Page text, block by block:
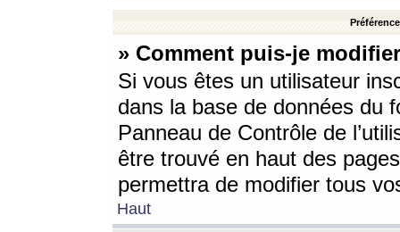
» Comment puis-je
Si vous êtes un utilisateur
dans la base de données du
Panneau de Contrôle de
être trouvé en haut des
permettra de modifier tous
Haut